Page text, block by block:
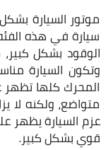
موتور السيارة
سيارة في هذه
الوقود بشكل
وتكون السيارة
المحرك كلها تظهر
متواضع، ولكنه لا
عزم السيارة يظهر
قوي بشكل كبير.